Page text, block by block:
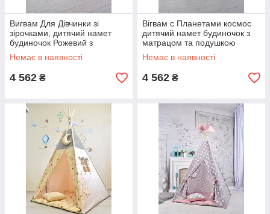
Вигвам Для Дівчинки зі
зірочками, дитячий намет
будиночок Рожевий з
матрацом і подушкою,
підвіска серця в Подарунок
Немає в наявності
4 562 ₴
Вігвам c Планетами космос
дитячий намет будиночок з
матрацом та подушкою
110*110*180 см підвіска
місяць у подарунок
Немає в наявності
4 562 ₴